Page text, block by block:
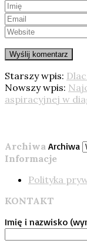
Starszy wpis:
Nowszy wpis:
aspiracyjnej w
Archiwa Archiwa
Informacje
Polityka
KONTAKT
Imię i nazwisko